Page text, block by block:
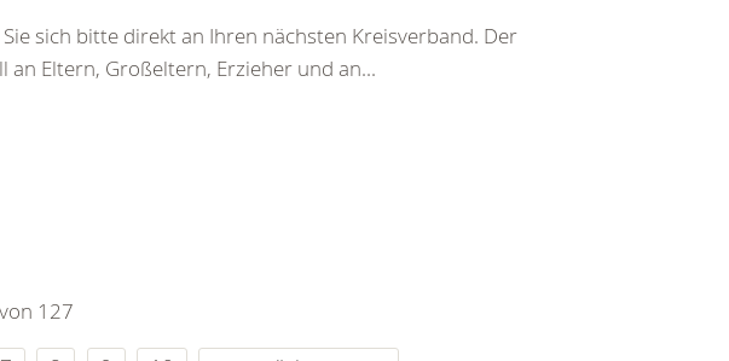
sich bitte direkt an Ihren nächsten Kreisverband. Der
an Eltern, Großeltern, Erzieher und an...
127